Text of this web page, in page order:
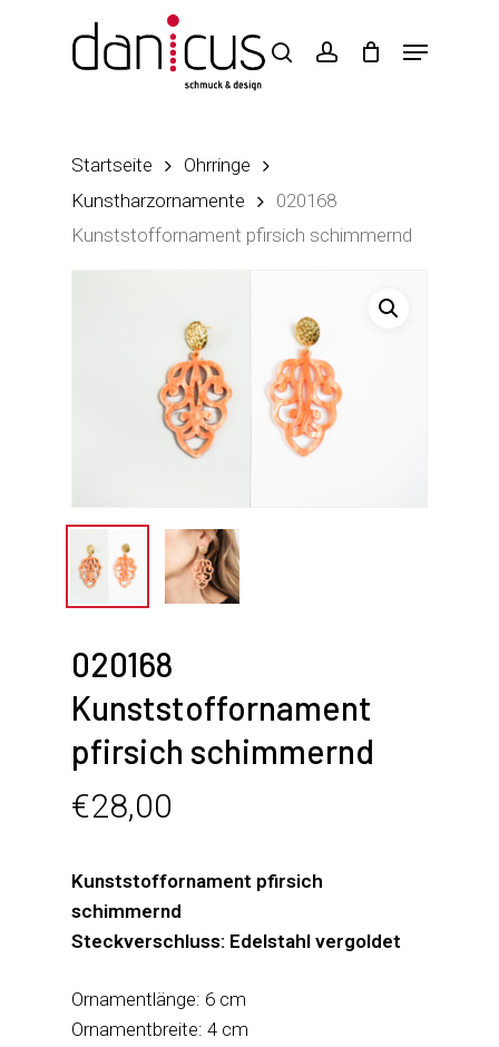
Startseite
Ohrringe
Kunstharzornamente
020168
Kunststoffornament pfirsich schimmernd
020168
Kunststoffornament
pfirsich schimmernd
€28,00
Kunststoffornament pfirsich
schimmernd
Steckverschluss: Edelstahl vergoldet
Ornamentlänge: 6 cm
Ornamentbreite: 4 cm